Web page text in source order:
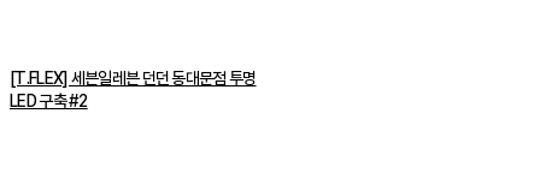
[T.FLEX] 세븐일레븐 던던 동대문점 투명
LED 구축 #2